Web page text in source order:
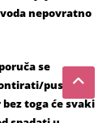
nepovratno
se
pustiti u
toga će svaki